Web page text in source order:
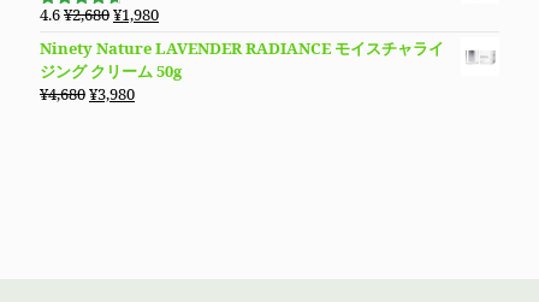
5段階で
価
4.6¥2,680元
価
格
は
¥1,980現
の
価
Ninety Nature LAVENDER RADIANCE モイスチャライ
ジング クリーム 50g
¥4,680元
¥3,980現